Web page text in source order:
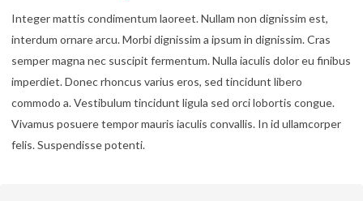
Integer mattis condimentum laoreet. Nullam non dignissim est,
interdum ornare arcu. Morbi dignissim a ipsum in dignissim. Cras
semper magna nec suscipit fermentum. Nulla iaculis dolor eu finibus
imperdiet. Donec rhoncus varius eros, sed tincidunt libero
commodo a. Vestibulum tincidunt ligula sed orci lobortis congue.
Vivamus posuere tempor mauris iaculis convallis. In id ullamcorper
felis. Suspendisse potenti.